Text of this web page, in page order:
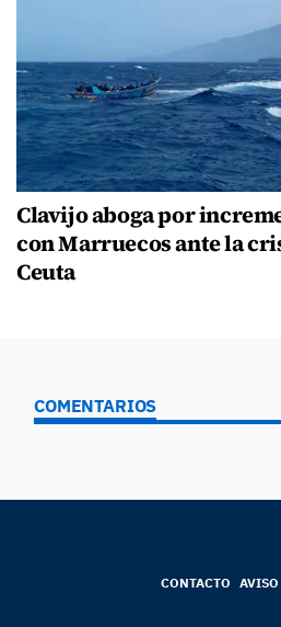
Clavijo aboga por
con Marruecos ante la
Ceuta
COMENTARIOS
CONTACTO AVISO